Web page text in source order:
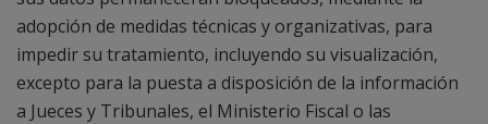
adopción de medidas técnicas y organizativas, para
impedir su tratamiento, incluyendo su visualización,
excepto para la puesta a disposición de la información
a Jueces y Tribunales, el Ministerio Fiscal o las